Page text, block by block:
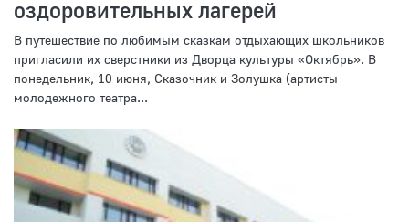
оздоровительных лагерей
В путешествие по любимым сказкам отдыхающих школьников
пригласили их сверстники из Дворца культуры «Октябрь». В
понедельник, 10 июня, Сказочник и Золушка (артисты
молодежного театра...